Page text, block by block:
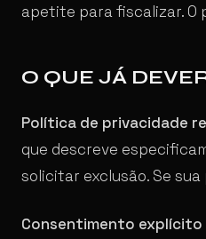
apetite para fiscalizar. O
O QUE JÁ
Política de privacidade
que descreve
solicitar exclusão. Se
Consentimento